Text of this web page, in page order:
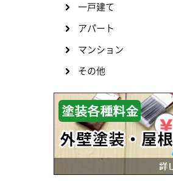
一戸建て
アパート
マンション
その他